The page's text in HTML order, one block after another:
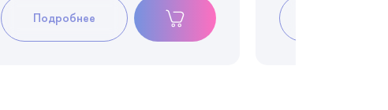
Подробнее